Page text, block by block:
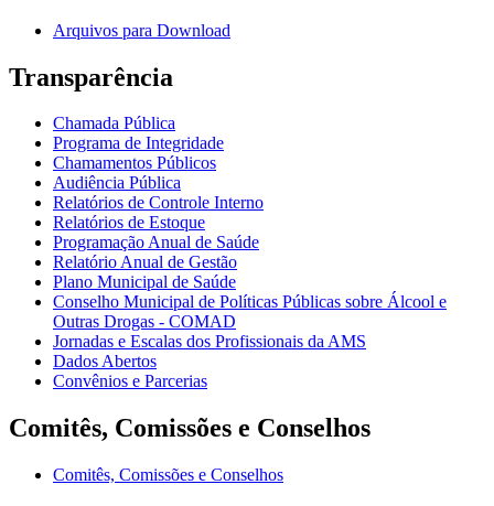
Arquivos para Download
Transparência
Chamada Pública
Programa de Integridade
Chamamentos Públicos
Audiência Pública
Relatórios de Controle Interno
Relatórios de Estoque
Programação Anual de Saúde
Relatório Anual de Gestão
Plano Municipal de Saúde
Conselho Municipal de Políticas Públicas sobre Álcool e
Outras Drogas - COMAD
Jornadas e Escalas dos Profissionais da AMS
Dados Abertos
Convênios e Parcerias
Comitês, Comissões e Conselhos
Comitês, Comissões e Conselhos